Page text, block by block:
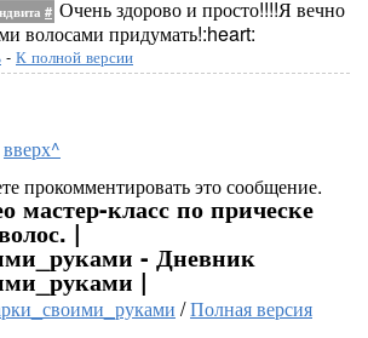
# Очень здорово и просто!!!!Я вечно
волосами придумать!:heart:
- К полной версии
вверх^
прокомментировать это сообщение.
мастер-класс по прическе
|
- Дневник
|
/Полная версия